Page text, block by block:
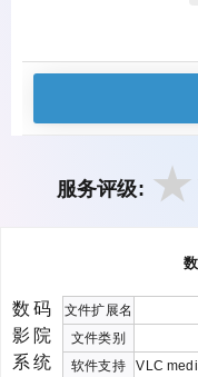
服务评级:
文件扩展名
文件类别
软件支持
VLC
数码
影院
系统